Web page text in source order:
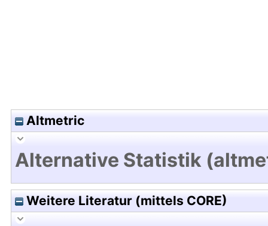
Altmetric
Alternative Statistik
Weitere Literatur (mittels CORE)